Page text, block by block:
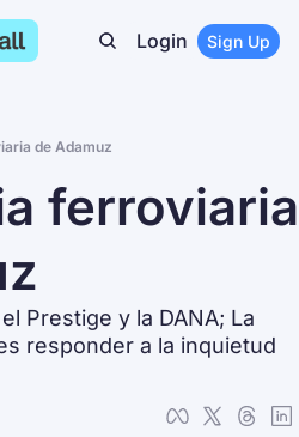
Login Sign Up
de Adamuz
ferroviaria
Prestige y la DANA; La
responder a la inquietud